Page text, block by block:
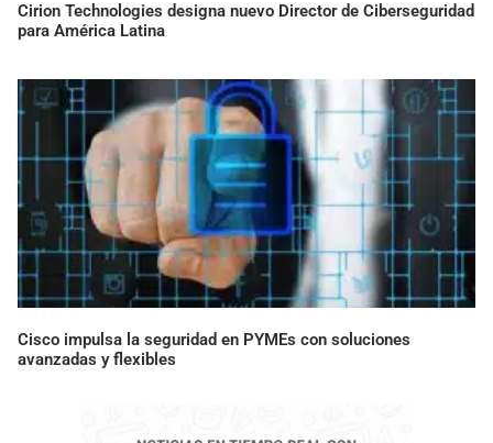
Cirion Technologies designa nuevo Director de Ciberseguridad
para América Latina
Cisco impulsa la seguridad en PYMEs con soluciones
avanzadas y flexibles